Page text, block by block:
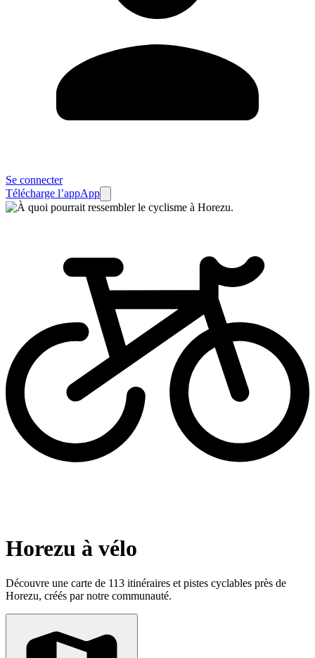
Se connecter
Télécharge l’appApp
Horezu à vélo
Découvre une carte de 113 itinéraires et pistes cyclables près de
Horezu, créés par notre communauté.